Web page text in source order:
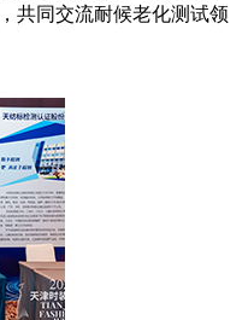
共同交流耐候老化测试领